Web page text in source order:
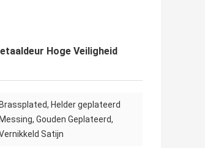
Hoge Veiligheid
Brassplated, Helder geplateerd
Messing, Gouden Geplateerd,
Satijn